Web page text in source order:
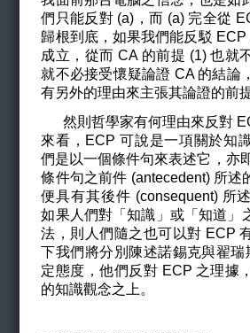
們只能反對 (a)，而 (a) 完全從
歸根到底，如果我們能反駁 ECP
成立，從而 CA 的前提 (1) 也就
就不必接受懷疑論證 CA 的結論
有另外的理由來主張其論證的前提
然則哲學家有何理由來反對
來看，ECP 可說是一項關於知
們是以一個條件句來表述它，亦
條件句之前件 (antecedent) 所述
便具有其後件 (consequent) 所
如果人們對「知識」或「知道」
法，則人們隨之也可以對 ECP
下我們將分別陳述諾錫克與翟
定態度，他們反對 ECP 之理據
的知識觀念之上。